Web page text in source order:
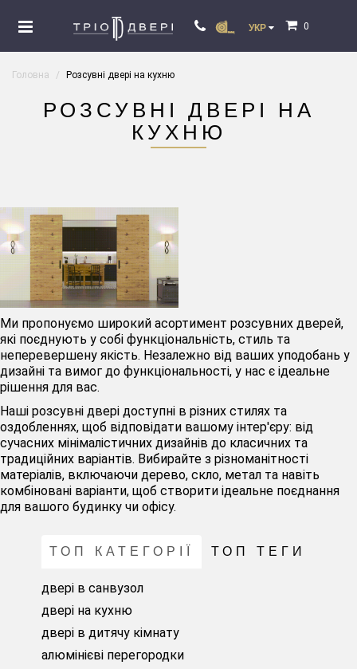
УКР 0
Головна Розсувні двері на кухню
РОЗСУВНІ ДВЕРІ НА
КУХНЮ
Ми пропонуємо широкий асортимент розсувних дверей,
які поєднують у собі функціональність, стиль та
неперевершену якість. Незалежно від ваших уподобань у
дизайні та вимог до функціональності, у нас є ідеальне
рішення для вас.
Наші розсувні двері доступні в різних стилях та
оздобленнях, щоб відповідати вашому інтер'єру: від
сучасних мінімалістичних дизайнів до класичних та
традиційних варіантів. Вибирайте з різноманітності
матеріалів, включаючи дерево, скло, метал та навіть
комбіновані варіанти, щоб створити ідеальне поєднання
для вашого будинку чи офісу.
ТОП КАТЕГОРІЇ ТОП ТЕГИ
двері в санвузол
двері на кухню
двері в дитячу кімнату
алюмінієві перегородки